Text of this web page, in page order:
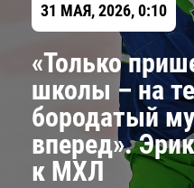
31 МАЯ, 2026, 0:10
«Только
школы – на
бородатый
вперед».
к МХЛ